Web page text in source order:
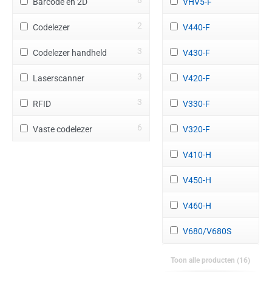
Software
Codelezer 2
Codelezer handheld 3
Laserscanner 3
RFID 3
Vaste codelezer 6
V440-F
V430-F
V420-F
V330-F
V320-F
V410-H
V450-H
V460-H
V680/V680S
Toon alle producten (16)